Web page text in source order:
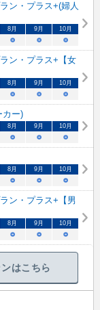
ン・プラス+(婦人
8月 9月 10月
○ ○ ○
ン・プラス+【女
8月 9月 10月
○ ○ ○
カー)
8月 9月 10月
○ ○ ○
8月 9月 10月
○ ○ ○
ン・プラス+【男
8月 9月 10月
○ ○ ○
はこちら